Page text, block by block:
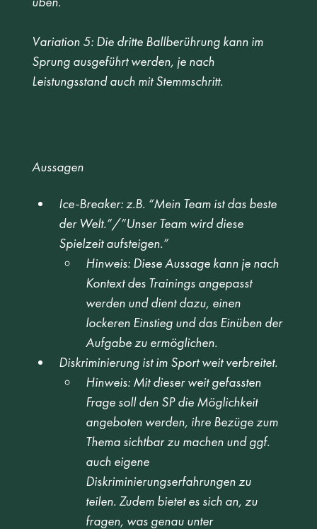
Variation 5: Die dritte Ballberührung kann im
Sprung ausgeführt werden, je nach
Leistungsstand auch mit Stemmschritt.
Aussagen
Ice-Breaker: z.B. “Mein Team ist das beste
der Welt.”/”Unser Team wird diese
Spielzeit aufsteigen.”
Hinweis: Diese Aussage kann je nach
Kontext des Trainings angepasst
werden und dient dazu, einen
lockeren Einstieg und das Einüben der
Aufgabe zu ermöglichen.
Diskriminierung ist im Sport weit verbreitet.
Hinweis: Mit dieser weit gefassten
Frage soll den SP die Möglichkeit
angeboten werden, ihre Bezüge zum
Thema sichtbar zu machen und ggf.
auch eigene
Diskriminierungserfahrungen zu
teilen. Zudem bietet es sich an, zu
fragen, was genau unter